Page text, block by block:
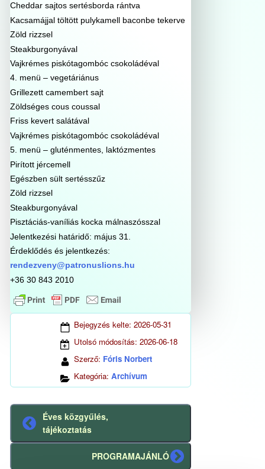
Cheddar sajtos sertésborda rántva
Kacsamájjal töltött pulykamell baconbe tekerve
Zöld rizzsel
Steakburgonyával
Vajkrémes piskótagombóc csokoládéval
4. menü – vegetáriánus
Grillezett camembert sajt
Zöldséges cous coussal
Friss kevert salátával
Vajkrémes piskótagombóc csokoládéval
5. menü – gluténmentes, laktózmentes
Pirított jércemell
Egészben sült sertésszűz
Zöld rizzsel
Steakburgonyával
Pisztáciás-vaníliás kocka málnaszósszal
Jelentkezési határidő: május 31.
Érdeklődés és jelentkezés:
rendezveny@patronuslions.hu
+36 30 843 2010
Bejegyzés kelte: 2026-05-31
Utolsó módosítás: 2026-06-18
Szerző: Fóris Norbert
Kategória: Archívum
Előző
bejegyzés
Éves közgyűlés,
tájékoztatás
Következő
PROGRAMAJÁNLÓ